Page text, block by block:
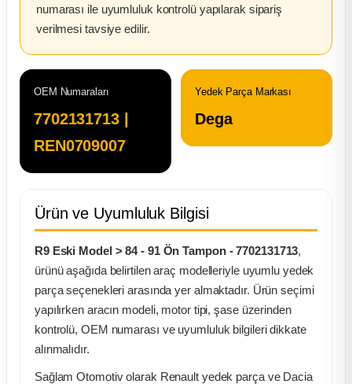
Parça
numarası ile uyumluluk kontrolü yapılarak sipariş
verilmesi tavsiye edilir.
OEM Numaraları
7702131713 |
REN0709007
Yedek Parça Markası
Dega
Ürün ve Uyumluluk Bilgisi
R9 Eski Model > 84 - 91 Ön Tampon - 7702131713,
ürünü aşağıda belirtilen araç modelleriyle uyumlu yedek
parça seçenekleri arasında yer almaktadır. Ürün seçimi
yapılırken aracın modeli, motor tipi, şase üzerinden
kontrolü, OEM numarası ve uyumluluk bilgileri dikkate
alınmalıdır.
Sağlam Otomotiv olarak Renault yedek parça ve Dacia